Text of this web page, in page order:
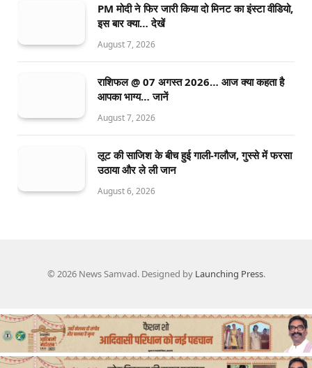
PM मोदी ने फिर जारी किया दो मिनट का इंस्टा वीडियो,
इस बार क्या… देखें
August 7, 2026
राशिफल @ 07 अगस्त 2026… आज क्या कहता है
आपका भाग्य… जानें
August 7, 2026
लूट की साजिश के बीच हुई गाली-गलौज, गुस्से में फरसा
उठाया और ले ली जान
August 6, 2026
© 2026 News Samvad. Designed by Launching Press.